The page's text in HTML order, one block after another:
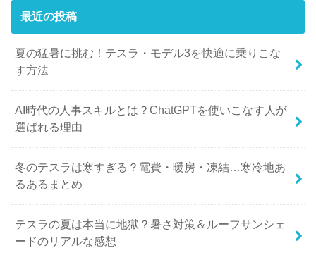
最近の投稿
夏の猛暑に挑む！テスラ・モデル3を快適に乗りこな
す方法
AI時代の人事スキルとは？ChatGPTを使いこなす人が
選ばれる理由
冬のテスラは寒すぎる？電費・暖房・凍結…寒冷地あ
るあるまとめ
テスラの夏は本当に地獄？暑さ対策＆ルーフサンシェ
ードのリアルな感想